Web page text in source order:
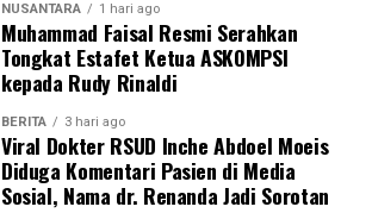
NUSANTARA 1 hari ago
Muhammad Faisal Resmi Serahkan
Tongkat Estafet Ketua ASKOMPSI
kepada Rudy Rinaldi
BERITA 3 hari ago
Viral Dokter RSUD Inche Abdoel Moeis
Diduga Komentari Pasien di Media
Sosial, Nama dr. Renanda Jadi Sorotan